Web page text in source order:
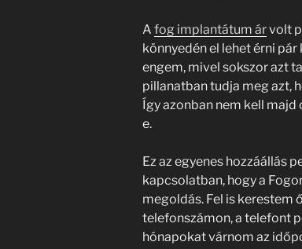
A fog implantátum árvolt
könnyedén el lehet érni
engem, mivel sokszor azt
pillanatban tudja meg azt,
Így azonban nem kell
e.
Ez az egyenes hozzáállás
kapcsolatban, hogy a
megoldás. Fel is kerestem
telefonszámon, a telefont
hónapokat várnom az